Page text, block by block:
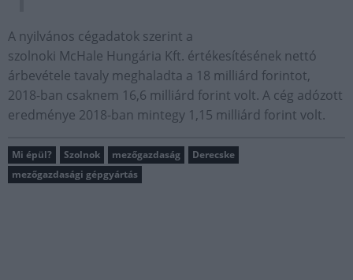
A nyilvános cégadatok szerint a
szolnoki McHale Hungária Kft. értékesítésének nettó
árbevétele tavaly meghaladta a 18 milliárd forintot,
2018-ban csaknem 16,6 milliárd forint volt. A cég adózott
eredménye 2018-ban mintegy 1,15 milliárd forint volt.
Mi épül? Szolnok mezőgazdaság
Derecske
mezőgazdasági gépgyártás